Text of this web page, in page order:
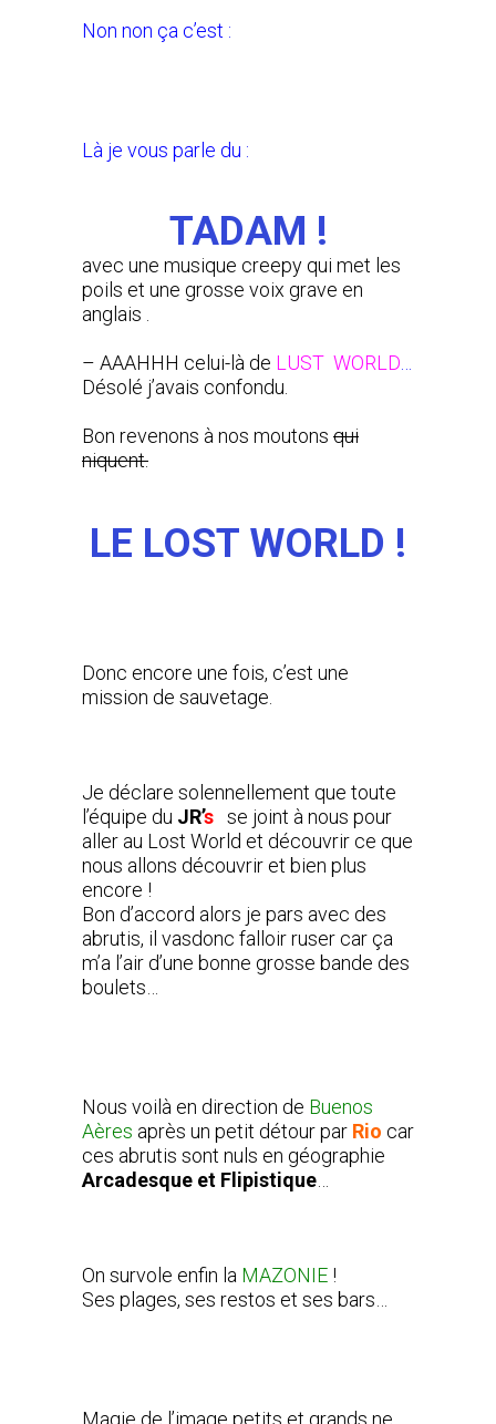
Non non ça c’est :
Là je vous parle du :
TADAM !
avec une musique creepy qui met les
poils et une grosse voix grave en
anglais .
– AAAHHH celui-là de LUST WORLD
Désolé j’avais confondu.
Bon revenons à nos moutons qui
niquent.
LE LOST WORLD !
Donc encore une fois, c’est une
mission de sauvetage.
Je déclare solennellement que toute
l’équipe du JR’s se joint à nous pour
aller au Lost World et découvrir ce que
nous allons découvrir et bien plus
encore !
Bon d’accord alors je pars avec des
abrutis, il vasdonc falloir ruser car ça
m’a l’air d’une bonne grosse bande des
boulets…
Nous voilà en direction de Buenos
Aères après un petit détour par Rio car
ces abrutis sont nuls en géographie
Arcadesque et Flipistique
On survole enfin la MAZONIE !
Ses plages, ses restos et ses bars…
Magie de l’image petits et grands ne